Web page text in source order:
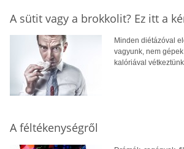
A sütit vagy a brokkolit? Ez itt a
Minden diétázóval
vagyunk, nem
kalóriával
A féltékenységről